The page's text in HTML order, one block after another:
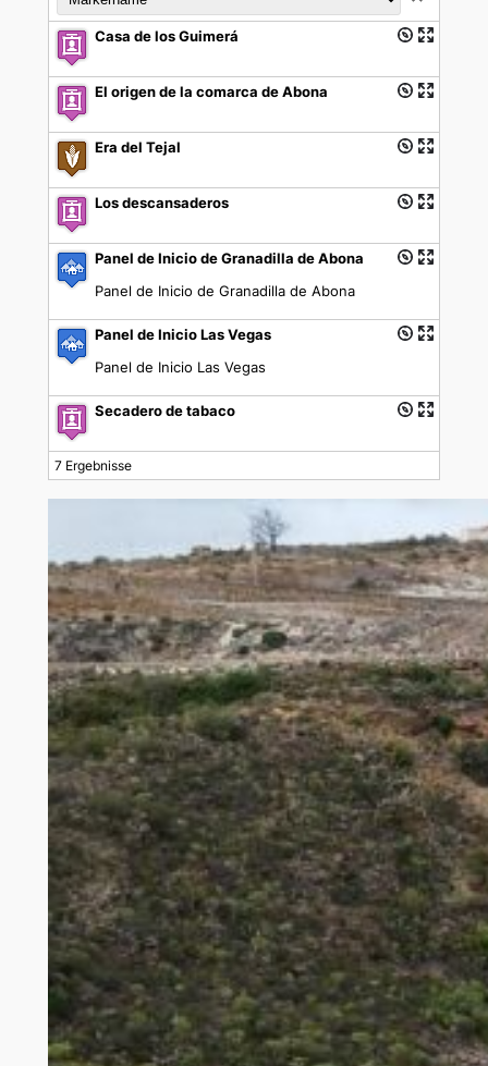
Casa de los Guimerá
El origen de la comarca de Abona
Era del Tejal
Los descansaderos
Panel de Inicio de Granadilla de Abona
Panel de Inicio de Granadilla de Abona
Panel de Inicio Las Vegas
Panel de Inicio Las Vegas
Secadero de tabaco
7 Ergebnisse